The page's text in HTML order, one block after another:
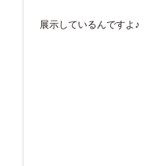
展示しているんですよ♪